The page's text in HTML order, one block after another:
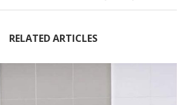
RELATED ARTICLES